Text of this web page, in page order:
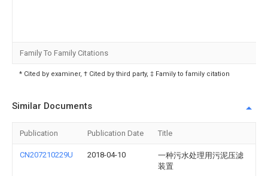
Family To Family Citations
* Cited by examiner, † Cited by third party, ‡ Family to family citation
Similar Documents
Publication Publication Date Title
CN207210229U 2018-04-10
一种污水处理用污泥压滤
装置